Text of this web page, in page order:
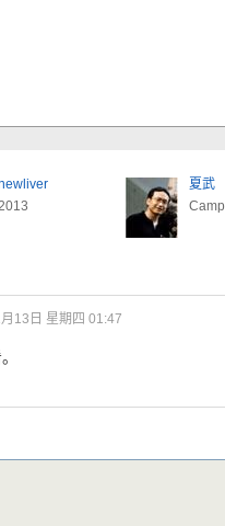
夏武
13日 星期四 01:47